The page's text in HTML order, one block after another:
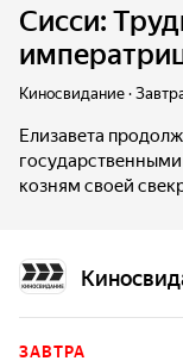
Сисси:
Киносвидание ·
Елизавета
козням своей
распространяет
миссия успешно
ЗАВТРА